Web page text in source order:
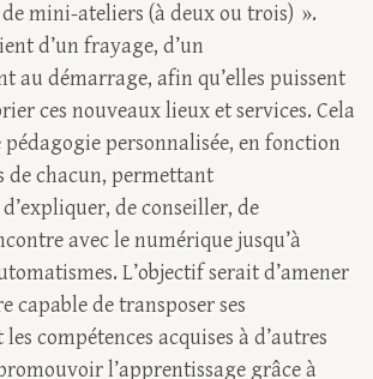
mini-ateliers (à deux ou trois) ».
d’un frayage, d’un
au démarrage, afin qu’elles puissent
ces nouveaux lieux et services. Cela
pédagogie personnalisée, en fonction
de chacun, permettant
de conseiller, de
avec le numérique jusqu’à
L’objectif serait d’amener
capable de transposer ses
compétences acquises à d’autres
l’apprentissage grâce à